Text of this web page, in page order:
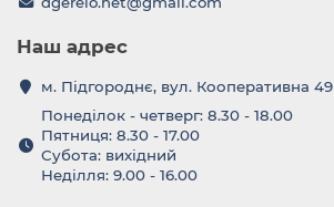
Наш адрес
м. Підгороднє, вул. Кооперативна 49
Понеділок - четверг: 8.30 - 18.00
Пятниця: 8.30 - 17.00
Субота: вихідний
Неділля: 9.00 - 16.00